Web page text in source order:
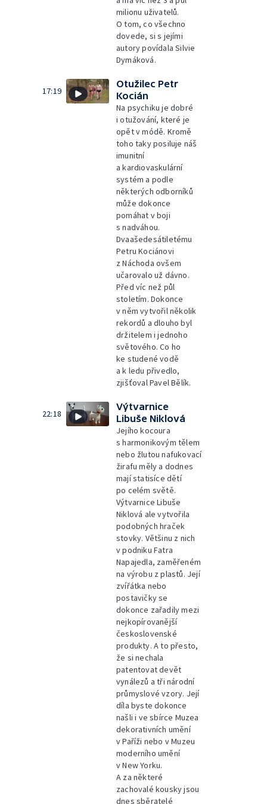
milionu uživatelů.
O tom, co všechno
dovede, si s jejími
autory povídala Silvie
Dymáková.
17:19
Otužilec Petr
Kocián
Na psychiku je dobré
i otužování, které je
opět v módě. Kromě
toho taky posiluje náš
imunitní
a kardiovaskulární
systém a podle
některých odborníků
může dokonce
pomáhat v boji
s nadváhou.
Dvaašedesátiletému
Petru Kociánovi
z Náchoda ovšem
učarovalo už dávno.
Před víc než půl
stoletím. Dokonce
v něm vytvořil několik
rekordů a dlouho byl
držitelem i jednoho
světového. Co ho
ke studené vodě
a k ledu přivedlo,
zjišťoval Pavel Bělík.
22:18
Výtvarnice
Libuše Niklová
Jejího kocoura
s harmonikovým tělem
nebo žlutou nafukovací
žirafu měly a dodnes
mají statisíce dětí
po celém světě.
Výtvarnice Libuše
Niklová ale vytvořila
podobných hraček
stovky. Většinu z nich
v podniku Fatra
Napajedla, zaměřeném
na výrobu z plastů. Její
zvířátka nebo
postavičky se
dokonce zařadily mezi
nejkopírovanější
československé
produkty. A to přesto,
že si nechala
patentovat devět
vynálezů a tři národní
průmyslové vzory. Její
díla byste dokonce
našli i ve sbírce Muzea
dekorativních umění
v Paříži nebo v Muzeu
moderního umění
v New Yorku.
A za některé
zachovalé kousky jsou
dnes sběratelé